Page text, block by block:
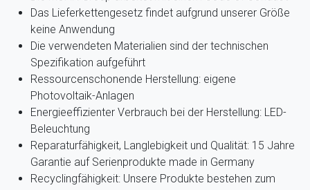
Das Lieferkettengesetz findet aufgrund unserer Größe
keine Anwendung
Die verwendeten Materialien sind der technischen
Spezifikation aufgeführt
Ressourcenschonende Herstellung: eigene
Photovoltaik-Anlagen
Energieeffizienter Verbrauch bei der Herstellung: LED-
Beleuchtung
Reparaturfähigkeit, Langlebigkeit und Qualität: 15 Jahre
Garantie auf Serienprodukte made in Germany
Recyclingfähigkeit: Unsere Produkte bestehen zum